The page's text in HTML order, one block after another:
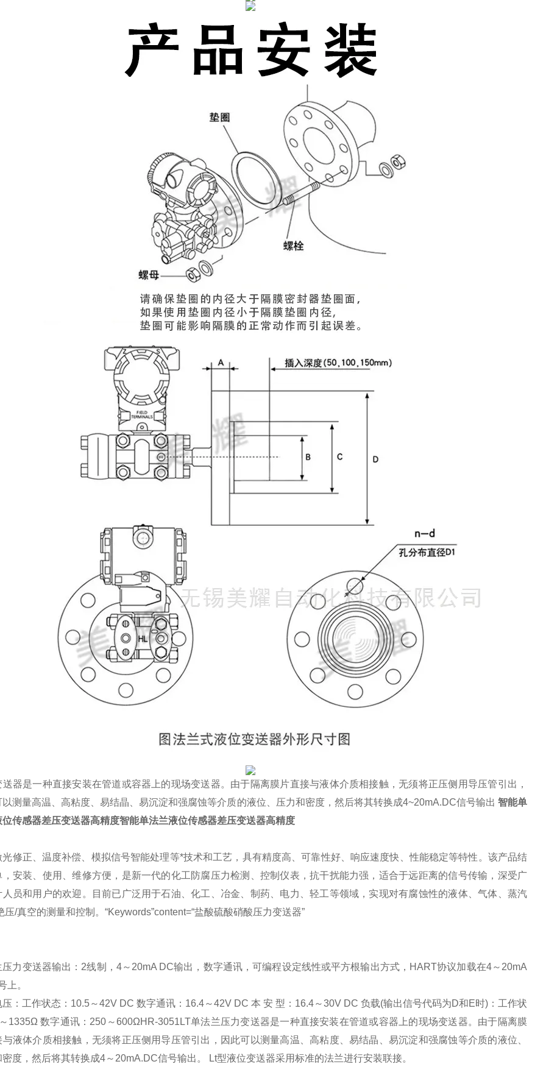
送器是一种直接安装在管道或容器上的现场变送器。由于隔离膜片直接与液体介质相接触，无须将正压侧用导压管引出，
以测量高温、高粘度、易结晶、易沉淀和强腐蚀等介质的液位、压力和密度，然后将其转换成4~20mA.DC信号输出 智能单
位传感器差压变送器高精度智能单法兰液位传感器差压变送器高精度
光修正、温度补偿、模拟信号智能处理等*技术和工艺，具有精度高、可靠性好、响应速度快、性能稳定等特性。该产品结
，安装、使用、维修方便，是新一代的化工防腐压力检测、控制仪表，抗干扰能力强，适合于远距离的信号传输，深受广
人员和用户的欢迎。目前已广泛用于石油、化工、冶金、制药、电力、轻工等领域，实现对有腐蚀性的液体、气体、蒸汽
压/真空的测量和控制。“Keywords”content=“盐酸硫酸硝酸压力变送器”
压力变送器输出：2线制，4～20mA DC输出，数字通讯，可编程设定线性或平方根输出方式，HART协议加载在4～20mA
上。
压：工作状态：10.5～42V DC 数字通讯：16.4～42V DC 本 安 型：16.4～30V DC 负载(输出信号代码为D和E时)：工作状
1335Ω 数字通讯：250～600ΩHR-3051LT单法兰压力变送器是一种直接安装在管道或容器上的现场变送器。由于隔离膜
与液体介质相接触，无须将正压侧用导压管引出，因此可以测量高温、高粘度、易结晶、易沉淀和强腐蚀等介质的液位、
密度，然后将其转换成4～20mA.DC信号输出。 Lt型液位变送器采用标准的法兰进行安装联接。